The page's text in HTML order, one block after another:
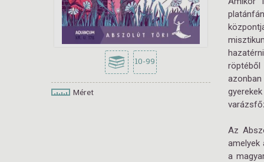
10-99
Méret
Az
amelyek
a